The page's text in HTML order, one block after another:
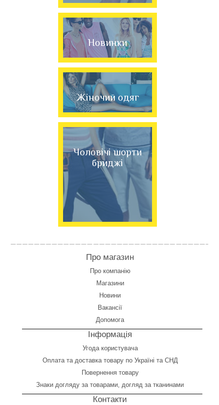
Новинки
Жіночий одяг
Чоловічі шорти
бриджі
Про магазин
Про компанію
Магазини
Новини
Вакансії
Допомога
Інформація
Угода користувача
Оплата та доставка товару по Україні та СНД
Повернення товару
Знаки догляду за товарами, догляд за тканинами
Контакти